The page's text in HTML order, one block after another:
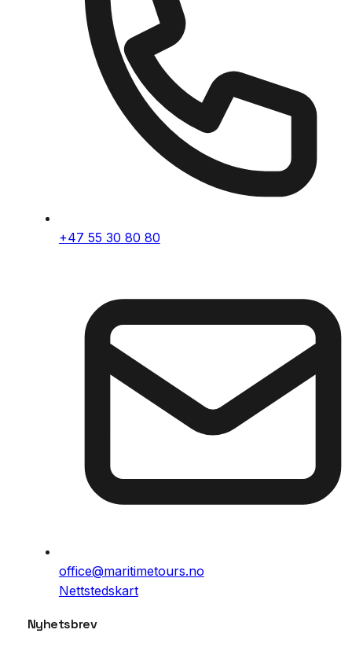
+47 55 30 80 80
office@maritimetours.no
Nettstedskart
Nyhetsbrev